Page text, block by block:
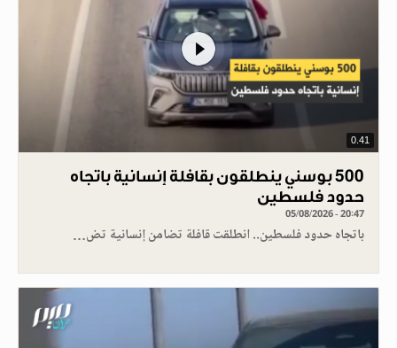
0.41
500 بوسني ينطلقون بقافلة إنسانية باتجاه
حدود فلسطين
05/08/2026 - 20:47
باتجاه حدود فلسطين.. انطلقت قافلة تضامن إنسانية تض…